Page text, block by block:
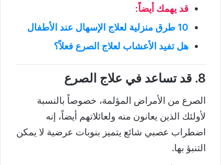
قد يهمك أيضاً:
10 طرق منزلية لعلاج الإسهال عند الأطفال
هل تفيد الأعشاب لعلاج الصرع فعلاً؟
8. قد تساعد في علاج الصرع
الصرع من الأمراض المؤلمة، خصوصاً بالنسبة
لأولئك الذين يعانون منه ولعائلاتهم أيضاً، إنه
اضطراب عصبي شائع يتميز بنوبات عرضية لا يمكن
التنبؤ بها.